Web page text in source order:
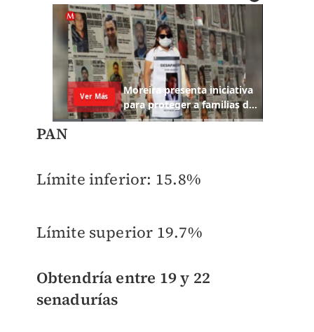
PAN
Límite inferior: 15.8%
Límite superior 19.7%
Obtendría entre 19 y 22
senadurías